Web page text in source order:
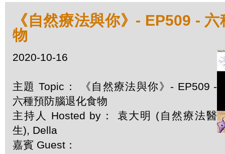
《自然療法與你》- EP509 -
物
2020-10-16
主題 Topic： 《自然療法與你》- EP509 -
六種預防腦退化食物
主持人 Hosted by： 袁大明 (自然療法醫
生), Della
嘉賓 Guest：